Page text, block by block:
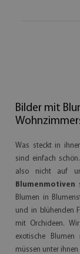
Bilder mit
Was steckt in
sind einfach
also nicht auf
Blumenmotiven
Blumen in
und in blühenden
mit Orchideen.
exotische
müssen unter